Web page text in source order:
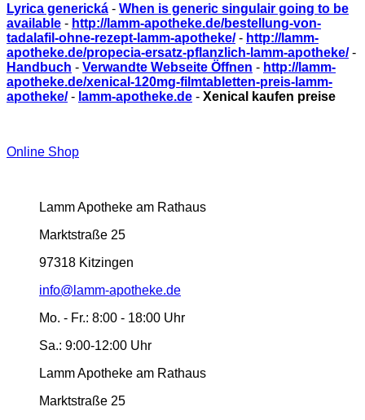
Lyrica generická - When is generic singulair going to be
available - http://lamm-apotheke.de/bestellung-von-
tadalafil-ohne-rezept-lamm-apotheke/- http://lamm-
apotheke.de/propecia-ersatz-pflanzlich-lamm-apotheke/-
Handbuch - Verwandte Webseite Öffnen - http://lamm-
apotheke.de/xenical-120mg-filmtabletten-preis-lamm-
apotheke/- lamm-apotheke.de - Xenical kaufen preise
Online Shop
Lamm Apotheke am Rathaus
Marktstraße 25
97318 Kitzingen
info@lamm-apotheke.de
Mo. - Fr.: 8:00 - 18:00 Uhr
Sa.: 9:00-12:00 Uhr
Lamm Apotheke am Rathaus
Marktstraße 25